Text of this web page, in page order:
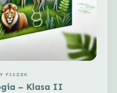
FISZEK
– Klasa II